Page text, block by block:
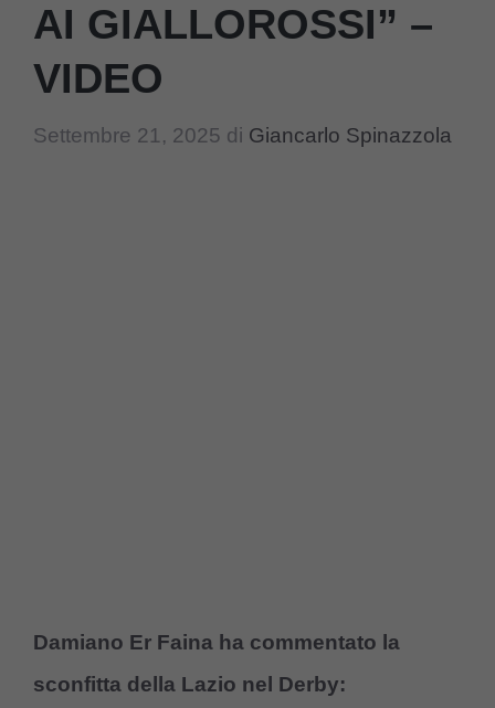
AI GIALLOROSSI” –
VIDEO
Settembre 21, 2025 di Giancarlo Spinazzola
Damiano Er Faina ha commentato la
sconfitta della Lazio nel Derby: